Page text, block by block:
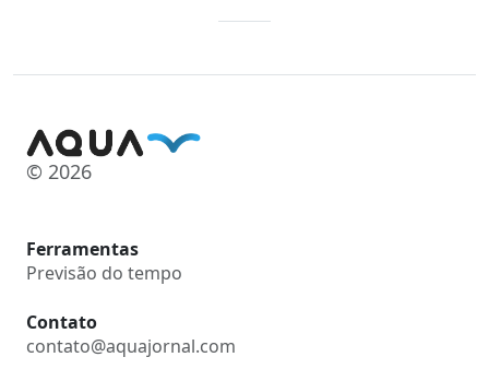
© 2026
Ferramentas
Previsão do tempo
Contato
contato@aquajornal.com